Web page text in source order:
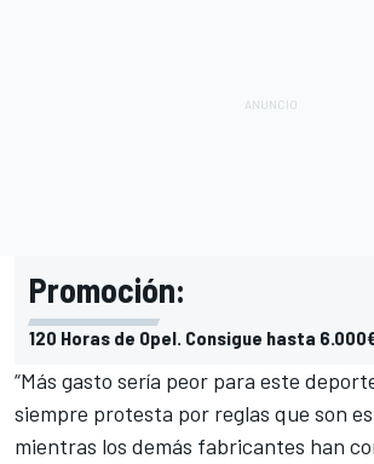
Promoción:
120 Horas de Opel. Consigue hasta
“Más gasto sería peor para este
siempre protesta por reglas que son
mientras los demás fabricantes han